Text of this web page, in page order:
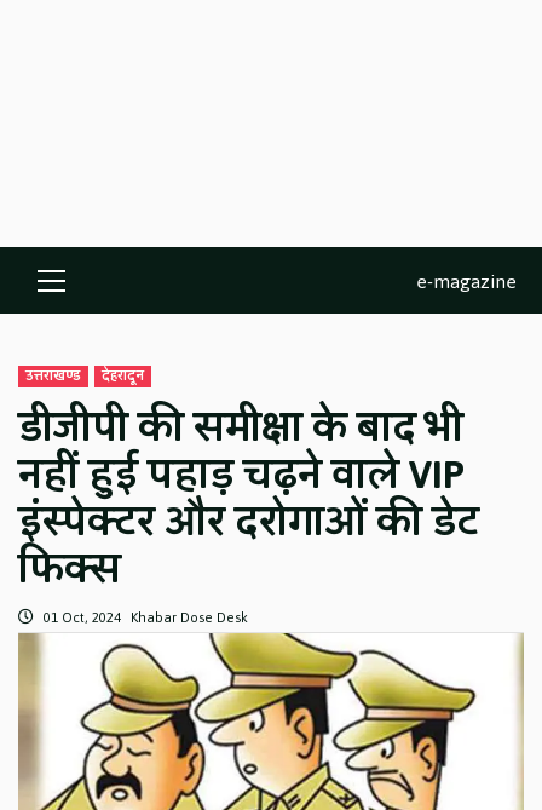
Primary
Menu
e-magazine
उत्तराखण्ड देहरादून
डीजीपी की समीक्षा के बाद भी
नहीं हुई पहाड़ चढ़ने वाले VIP
इंस्पेक्टर और दरोगाओं की डेट
फिक्स
01 Oct, 2024 Khabar Dose Desk